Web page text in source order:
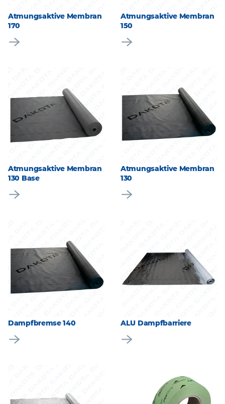
Atmungsaktive Membran
170
Atmungsaktive Membran
150
Atmungsaktive Membran
130 Base
Atmungsaktive Membran
130
Dampfbremse 140 ALU Dampfbarriere